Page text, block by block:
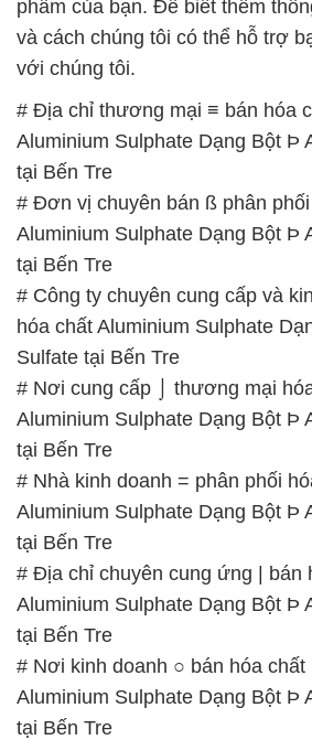
phẩm của bạn. Để biết thêm
và cách chúng tôi có thể hỗ trợ
với chúng tôi.
# Địa chỉ thương mại ≡ bán hóa
Aluminium Sulphate Dạng Bột Þ
tại Bến Tre
# Đơn vị chuyên bán ß phân
Aluminium Sulphate Dạng Bột Þ
tại Bến Tre
# Công ty chuyên cung cấp và
hóa chất Aluminium Sulphate
Sulfate tại Bến Tre
# Nơi cung cấp ⌡ thương mại
Aluminium Sulphate Dạng Bột Þ
tại Bến Tre
# Nhà kinh doanh = phân phối
Aluminium Sulphate Dạng Bột Þ
tại Bến Tre
# Địa chỉ chuyên cung ứng | bán
Aluminium Sulphate Dạng Bột Þ
tại Bến Tre
# Nơi kinh doanh ○ bán hóa chất
Aluminium Sulphate Dạng Bột Þ
tại Bến Tre